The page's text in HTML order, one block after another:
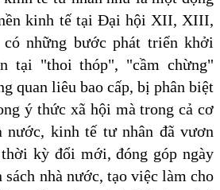
kinh tế tại Đại hội XII, XIII,
những bước phát triển khởi
tại "thoi thóp", "cầm chừng"
quan liêu bao cấp, bị phân biệt
ý thức xã hội mà trong cả cơ
nước, kinh tế tư nhân đã vươn
kỳ đổi mới, đóng góp ngày
sách nhà nước, tạo việc làm cho